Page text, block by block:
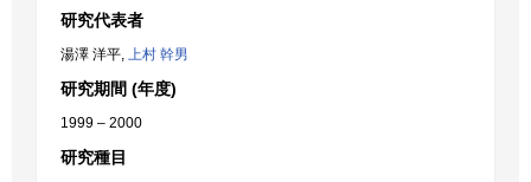
研究代表者
湯澤 洋平, 上村 幹男
研究期間 (年度)
1999 – 2000
研究種目